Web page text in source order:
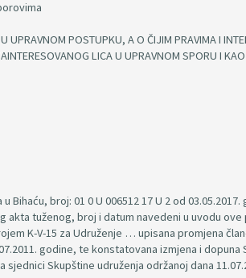
UPRAVNOM POSTUPKU, A O ČIJIM PRAVIMA I
LICA U UPRAVNOM SPORU I
Bihaću, broj: 01 0 U 006512 17 U 2 od
tuženog, broj i datum navedeni u uvodu
K-V-15 za Udruženje … upisana promjena
godine, te konstatovana izmjena i
sjednici Skupštine udruženja održanoj dana